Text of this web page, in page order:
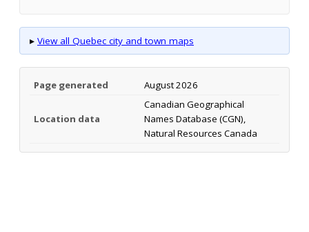
▸ View all Quebec city and town maps
Page generated August 2026
Location data
Canadian Geographical
Names Database (CGN),
Natural Resources Canada